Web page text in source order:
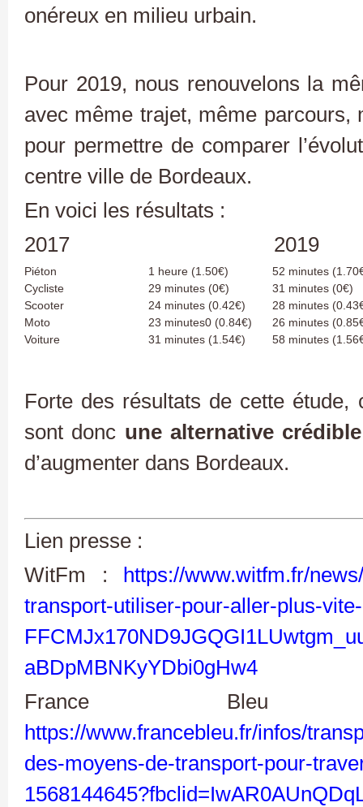
onéreux en milieu urbain.
Pour 2019, nous renouvelons la
avec même trajet, même parcours,
pour permettre de comparer
centre ville de Bordeaux.
En voici les résultats :
2017 2019
Piéton 1 heure (1.50€)
52 minutes
Cycliste
29 minutes (0€)
31 minutes (0€)
Scooter
24 minutes (0.42€)
28 minutes
Moto
23 minutes0 (0.84€)
26 minutes
Voiture
31 minutes (1.54€) 58 minutes
Forte des résultats de cette
sont donc une alternative
d’augmenter dans Bordeaux.
Lien presse :
WitFm :
https://www.witfm.fr/
transport-utiliser-pour-aller-plus-
aBDpMBNKyYDbi0gHw4
France
https://www.francebleu.fr/infos/
des-moyens-de-transport-pour-